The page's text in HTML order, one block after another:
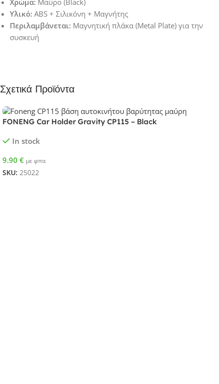
Υλικό: ABS + Σιλικόνη + Μαγνήτης
Περιλαμβάνεται: Μαγνητική πλάκα (Metal Plate) για την
συσκευή
Σχετικά Προϊόντα
FONENG Car Holder Gravity CP115 – Black
In stock
9.90 € με φπα
SKU: 25022